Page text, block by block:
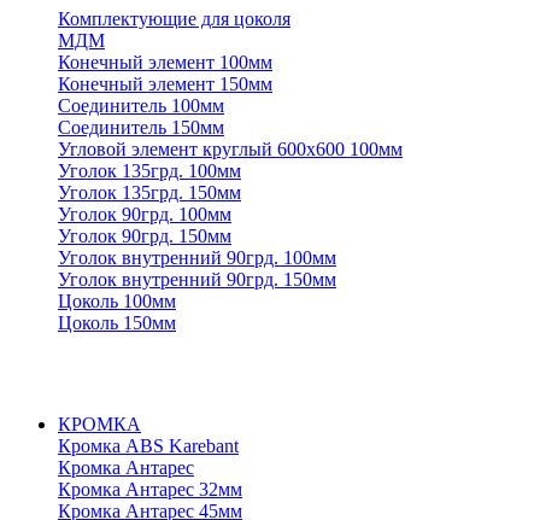
Комплектующие для цоколя
МДМ
Конечный элемент 100мм
Конечный элемент 150мм
Соединитель 100мм
Соединитель 150мм
Угловой элемент круглый 600х600 100мм
Уголок 135грд. 100мм
Уголок 135грд. 150мм
Уголок 90грд. 100мм
Уголок 90грд. 150мм
Уголок внутренний 90грд. 100мм
Уголок внутренний 90грд. 150мм
Цоколь 100мм
Цоколь 150мм
КРОМКА
Кромка ABS Karebant
Кромка Антарес
Кромка Антарес 32мм
Кромка Антарес 45мм